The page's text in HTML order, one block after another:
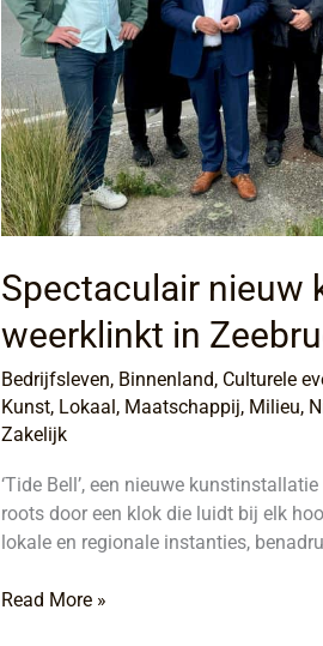
Spectaculair nieuw
weerklinkt in
Bedrijfsleven, Binnenland, Culturele
Kunst, Lokaal, Maatschappij, Milieu,
Zakelijk
‘Tide Bell’, een nieuwe
roots door een klok die luidt bij elk
lokale en regionale instanties,
Read More »